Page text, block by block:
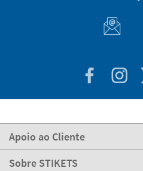
Apoio ao Cliente
Sobre STIKETS